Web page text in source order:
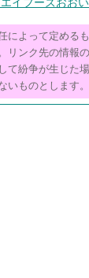
イフーズおお
によって定める
リンク先の情報
て紛争が生じた
いものとします。